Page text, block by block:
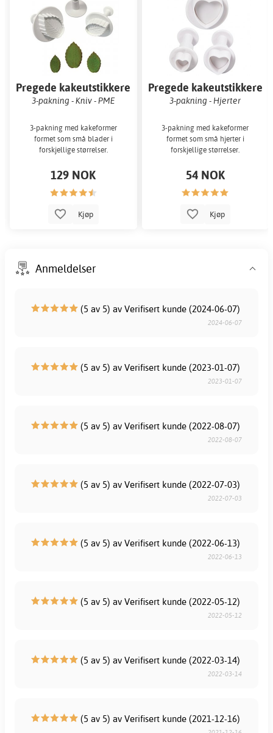
Pregede kakeutstikkere
3-pakning - Kniv - PME
3-pakning med kakeformer
formet som små blader i
forskjellige størrelser.
129 NOK
Kjøp
Pregede kakeutstikkere
3-pakning - Hjerter
3-pakning med kakeformer
formet som små hjerter i
forskjellige størrelser.
54 NOK
Kjøp
Anmeldelser
(5 av 5) av Verifisert kunde (2024-06-07)
2024-06-07
(5 av 5) av Verifisert kunde (2023-01-07)
2023-01-07
(5 av 5) av Verifisert kunde (2022-08-07)
2022-08-07
(5 av 5) av Verifisert kunde (2022-07-03)
2022-07-03
(5 av 5) av Verifisert kunde (2022-06-13)
2022-06-13
(5 av 5) av Verifisert kunde (2022-05-12)
2022-05-12
(5 av 5) av Verifisert kunde (2022-03-14)
2022-03-14
(5 av 5) av Verifisert kunde (2021-12-16)